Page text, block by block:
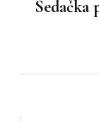
Sedačka